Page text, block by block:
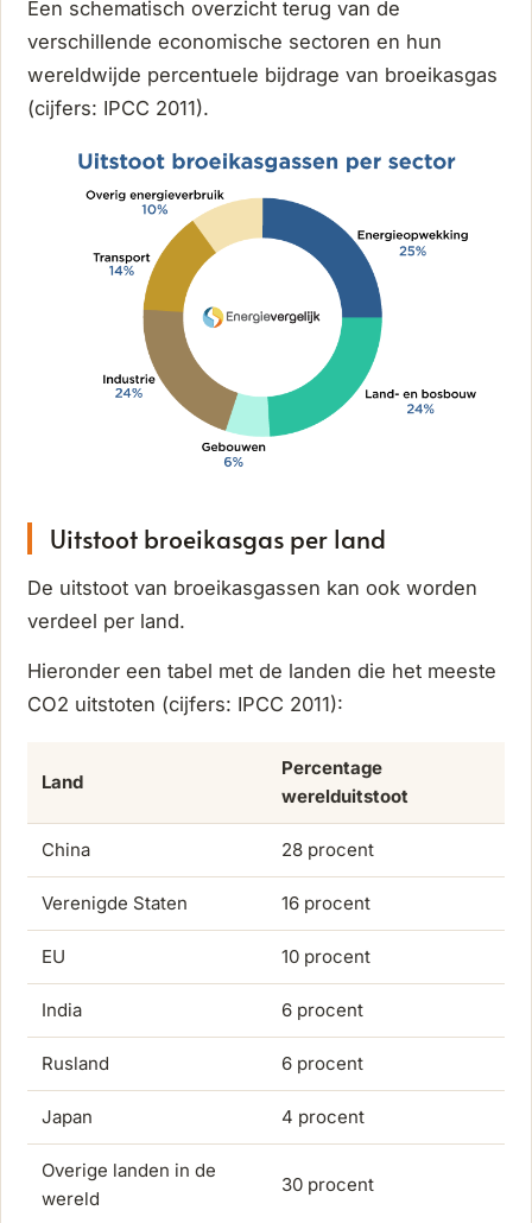
Een schematisch overzicht terug van de
verschillende economische sectoren en hun
wereldwijde percentuele bijdrage van broeikasgas
(cijfers: IPCC 2011).
Uitstoot broeikasgas per land
De uitstoot van broeikasgassen kan ook worden
verdeel per land.
Hieronder een tabel met de landen die het meeste
CO2 uitstoten (cijfers: IPCC 2011):
Land
Percentage
werelduitstoot
China 28 procent
Verenigde Staten 16 procent
EU 10 procent
India 6 procent
Rusland 6 procent
Japan 4 procent
Overige landen in de
wereld
30 procent